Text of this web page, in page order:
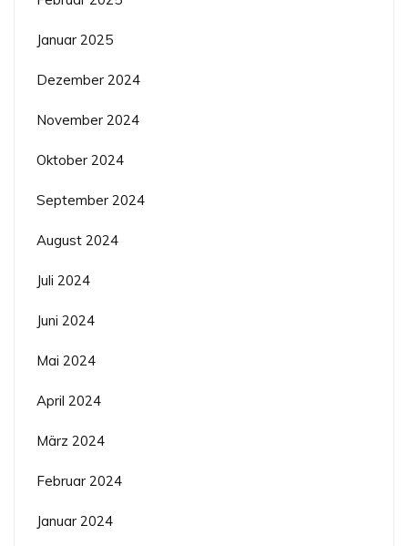
Januar 2025
Dezember 2024
November 2024
Oktober 2024
September 2024
August 2024
Juli 2024
Juni 2024
Mai 2024
April 2024
März 2024
Februar 2024
Januar 2024